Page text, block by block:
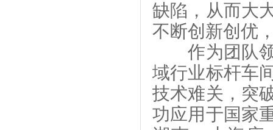
缺陷，从而大
不断创新创优
作为团队领
域行业标杆车
技术难关，突
功应用于国家